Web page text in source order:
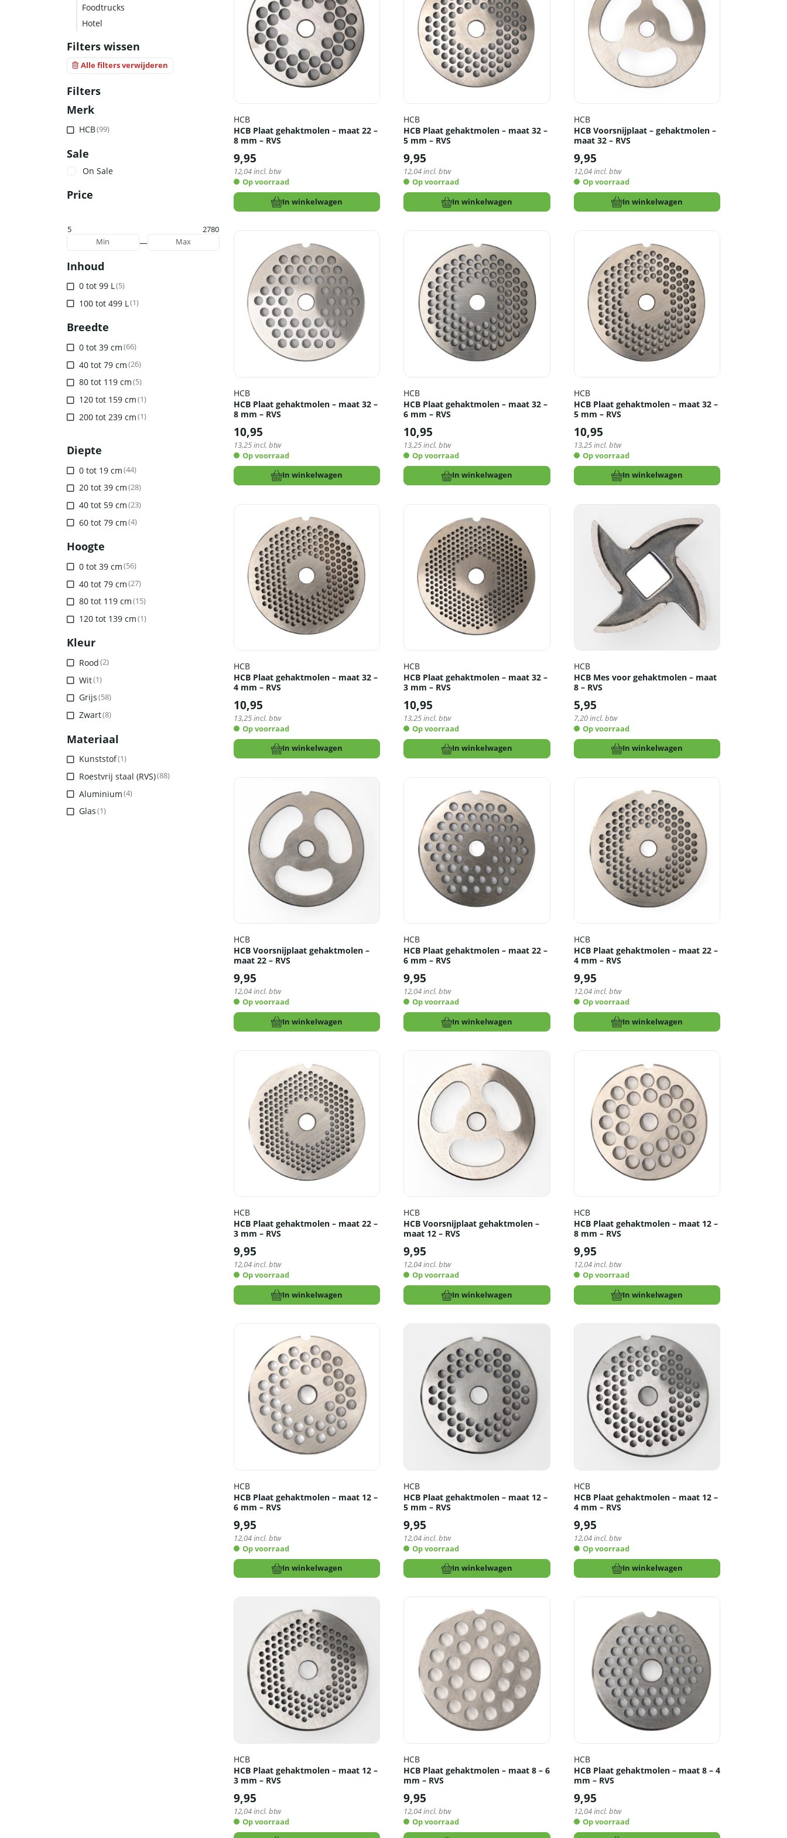
Foodtrucks
Hotel
Filters wissen
Alle filters verwijderen
Filters
Merk
HCB(99)
Sale
On Sale
Price
—
5 2780
Inhoud
0 tot 99 L(5)
100 tot 499 L(1)
Breedte
0 tot 39 cm(66)
40 tot 79 cm(26)
80 tot 119 cm(5)
120 tot 159 cm(1)
200 tot 239 cm(1)
Diepte
0 tot 19 cm(44)
20 tot 39 cm(28)
40 tot 59 cm(23)
60 tot 79 cm(4)
Hoogte
0 tot 39 cm(56)
40 tot 79 cm(27)
80 tot 119 cm(15)
120 tot 139 cm(1)
Kleur
Rood(2)
Wit(1)
Grijs(58)
Zwart(8)
Materiaal
Kunststof(1)
Roestvrij staal (RVS)(88)
Aluminium(4)
Glas(1)
HCB
HCB Plaat gehaktmolen – maat 22 –
8 mm – RVS
9,95
12,04incl. btw
Op voorraad
In winkelwagen
HCB
HCB Plaat gehaktmolen – maat 32 –
5 mm – RVS
9,95
12,04incl. btw
Op voorraad
In winkelwagen
HCB
HCB Voorsnijplaat – gehaktmolen –
maat 32 – RVS
9,95
12,04incl. btw
Op voorraad
In winkelwagen
HCB
HCB Plaat gehaktmolen – maat 32 –
8 mm – RVS
10,95
13,25incl. btw
Op voorraad
In winkelwagen
HCB
HCB Plaat gehaktmolen – maat 32 –
6 mm – RVS
10,95
13,25incl. btw
Op voorraad
In winkelwagen
HCB
HCB Plaat gehaktmolen – maat 32 –
5 mm – RVS
10,95
13,25incl. btw
Op voorraad
In winkelwagen
HCB
HCB Plaat gehaktmolen – maat 32 –
4 mm – RVS
10,95
13,25incl. btw
Op voorraad
In winkelwagen
HCB
HCB Plaat gehaktmolen – maat 32 –
3 mm – RVS
10,95
13,25incl. btw
Op voorraad
In winkelwagen
HCB
HCB Mes voor gehaktmolen – maat
8 – RVS
5,95
7,20incl. btw
Op voorraad
In winkelwagen
HCB
HCB Voorsnijplaat gehaktmolen –
maat 22 – RVS
9,95
12,04incl. btw
Op voorraad
In winkelwagen
HCB
HCB Plaat gehaktmolen – maat 22 –
6 mm – RVS
9,95
12,04incl. btw
Op voorraad
In winkelwagen
HCB
HCB Plaat gehaktmolen – maat 22 –
4 mm – RVS
9,95
12,04incl. btw
Op voorraad
In winkelwagen
HCB
HCB Plaat gehaktmolen – maat 22 –
3 mm – RVS
9,95
12,04incl. btw
Op voorraad
In winkelwagen
HCB
HCB Voorsnijplaat gehaktmolen –
maat 12 – RVS
9,95
12,04incl. btw
Op voorraad
In winkelwagen
HCB
HCB Plaat gehaktmolen – maat 12 –
8 mm – RVS
9,95
12,04incl. btw
Op voorraad
In winkelwagen
HCB
HCB Plaat gehaktmolen – maat 12 –
6 mm – RVS
9,95
12,04incl. btw
Op voorraad
In winkelwagen
HCB
HCB Plaat gehaktmolen – maat 12 –
5 mm – RVS
9,95
12,04incl. btw
Op voorraad
In winkelwagen
HCB
HCB Plaat gehaktmolen – maat 12 –
4 mm – RVS
9,95
12,04incl. btw
Op voorraad
In winkelwagen
HCB
HCB Plaat gehaktmolen – maat 12 –
3 mm – RVS
9,95
12,04incl. btw
Op voorraad
HCB
HCB Plaat gehaktmolen – maat 8 – 6
mm – RVS
9,95
12,04incl. btw
Op voorraad
HCB
HCB Plaat gehaktmolen – maat 8 – 4
mm – RVS
9,95
12,04incl. btw
Op voorraad